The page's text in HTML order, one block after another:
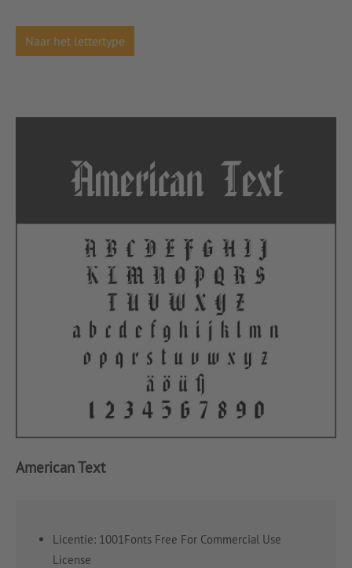
Naar het lettertype
American Text
Licentie: 1001Fonts Free For Commercial Use
License